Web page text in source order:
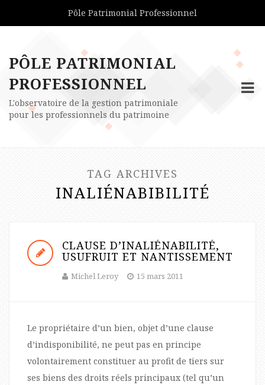
Pôle Patrimonial Professionnel
PÔLE PATRIMONIAL
PROFESSIONNEL
L'observatoire de la gestion patrimoniale
pour les professionnels du patrimoine
TAG ARCHIVES
INALIÉNABIBILITÉ
CLAUSE D’INALIÉNABILITÉ,
USUFRUIT ET NANTISSEMENT
Michel Leroy 15 mars 2011
Le propriétaire d’un bien, objet d’une clause
d’indisponibilité, ne peut pas en principe
volontairement constituer au profit de tiers sur
ses biens des droits réels principaux (tel qu’un